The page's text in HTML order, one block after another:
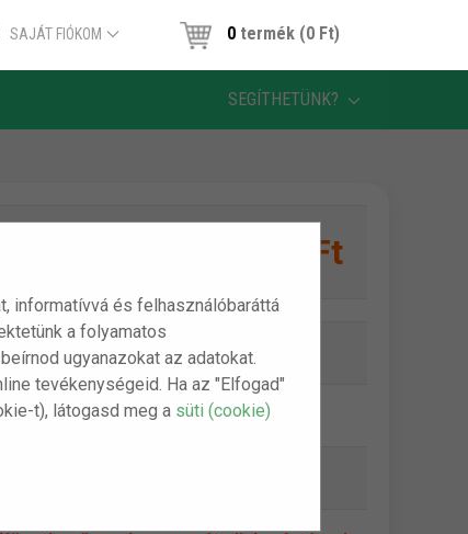
informatívvá és felhasználóbaráttá
a folyamatos
ugyanazokat az adatokat.
tevékenységeid. Ha az "Elfogad"
t), látogasd meg a süti (cookie)
SAJÁT FIÓKOM 0termék (0 Ft)
SEGÍTHETÜNK?
1,390 Ft
Online készlet: Készleten
díj: 990 Ft-tól